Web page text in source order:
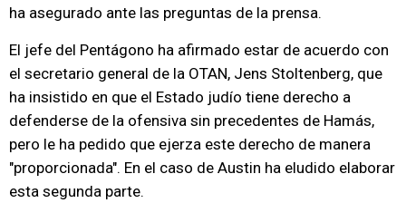
ha asegurado ante las preguntas de la prensa.
El jefe del Pentágono ha afirmado estar de acuerdo con
el secretario general de la OTAN, Jens Stoltenberg, que
ha insistido en que el Estado judío tiene derecho a
defenderse de la ofensiva sin precedentes de Hamás,
pero le ha pedido que ejerza este derecho de manera
"proporcionada". En el caso de Austin ha eludido elaborar
esta segunda parte.